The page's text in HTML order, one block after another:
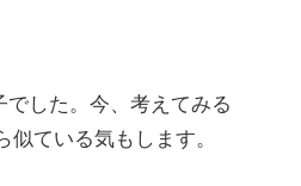
した。今、考えてみる
ている気もします。